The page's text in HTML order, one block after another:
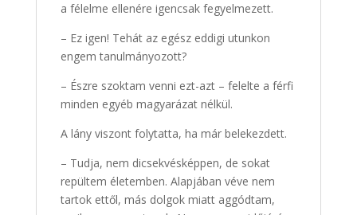
a félelme ellenére igencsak fegyelmezett.
– Ez igen! Tehát az egész eddigi utunkon
engem tanulmányozott?
– Észre szoktam venni ezt-azt – felelte a férfi
minden egyéb magyarázat nélkül.
A lány viszont folytatta, ha már belekezdett.
– Tudja, nem dicsekvésképpen, de sokat
repültem életemben. Alapjában véve nem
tartok ettől, más dolgok miatt aggódtam,